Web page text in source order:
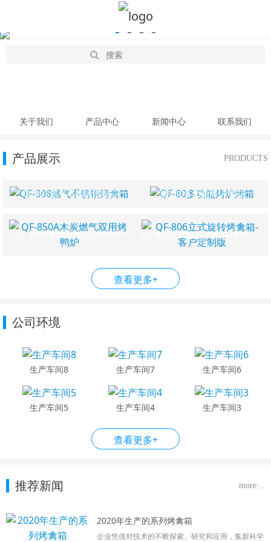
关于我们 产品中心 新闻中心 联系我们
产品展示 PRODUCTS
QF-808燃气不锈钢烤禽箱 QF-80多功能烤炉烤箱
QF-850A木炭燃气双用烤鸭炉 QF-806立式旋转烤禽箱-客户定制版
查看更多+
公司环境
生产车间8 生产车间7 生产车间6
生产车间5 生产车间4 生产车间3
查看更多+
推荐新闻 more…
2020年生产的系列烤禽箱
企业凭借对技术的不断探索、研究和应用，集新科学